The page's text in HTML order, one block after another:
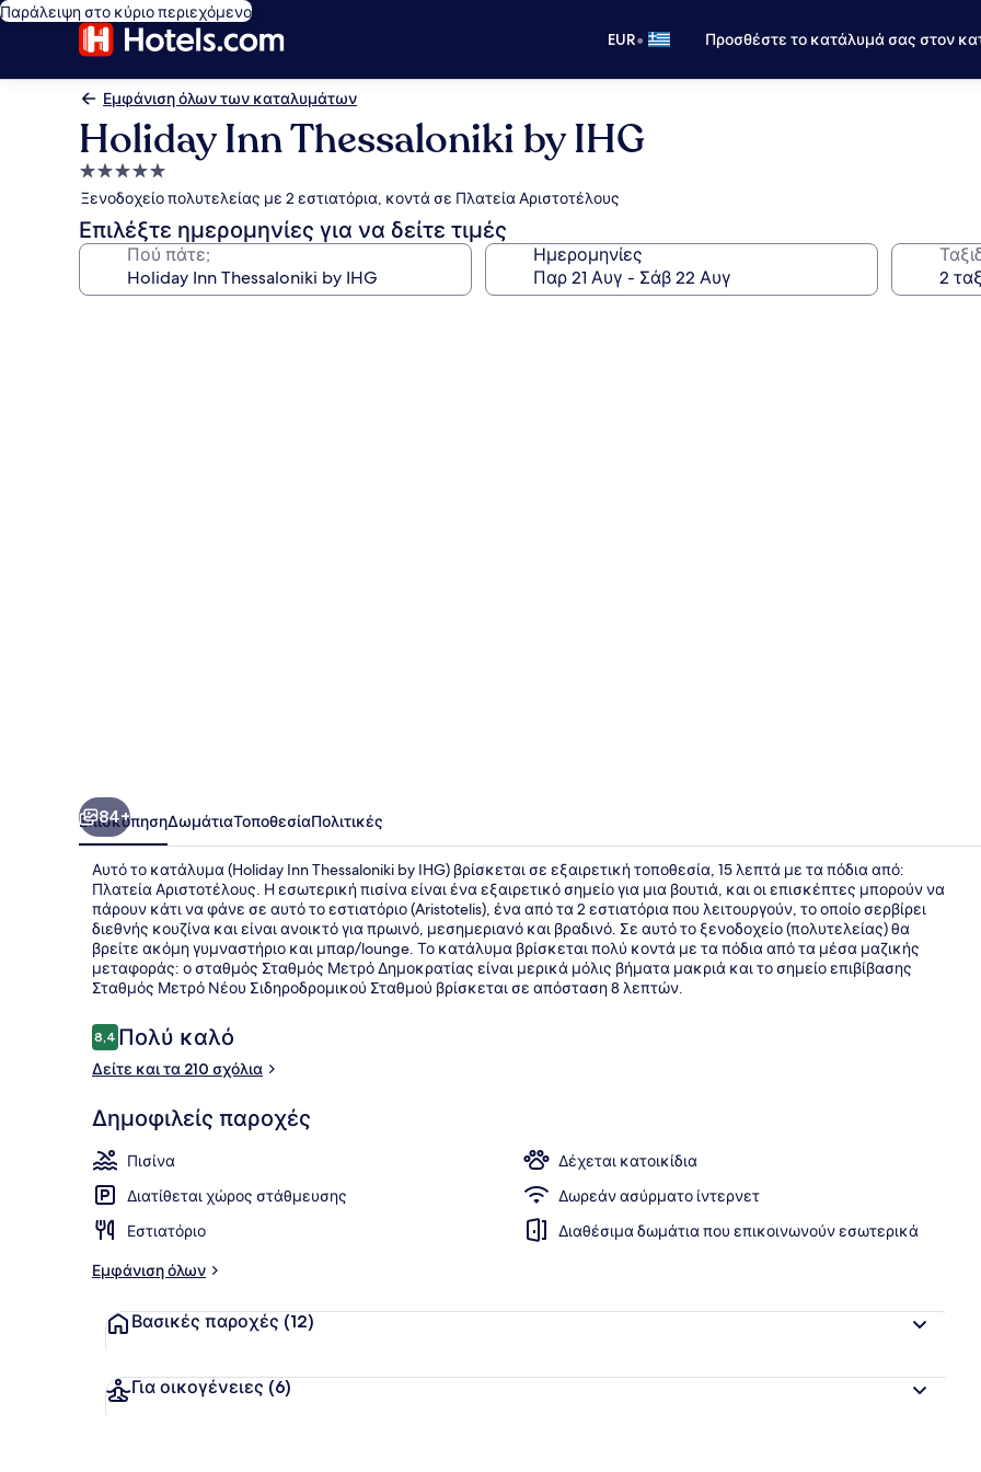
Παράλειψη στο κύριο περιεχόμενο
EUR• Προσθέστε το κατάλυμά σας στον
Εμφάνιση όλων των καταλυμάτων
Holiday Inn Thessaloniki by IHG
Κατάλυμα
με
5.0
αστέρια
Ξενοδοχείο πολυτελείας με 2 εστιατόρια, κοντά σε Πλατεία Αριστοτέλους
Επιλέξτε ημερομηνίες για να δείτε τιμές
Πού πάτε; Ημερομηνίες
Μπαρ (στο
84+
ΕπισκόπησηΔωμάτιαΤοποθεσίαΠολιτικές
Αυτό το κατάλυμα (Holiday Inn Thessaloniki by IHG) βρίσκεται σε εξαιρετική τοποθεσία, 15 λεπτά με τα πόδια από:
Πλατεία Αριστοτέλους. Η εσωτερική πισίνα είναι ένα εξαιρετικό σημείο για μια βουτιά, και οι επισκέπτες μπορούν να
πάρουν κάτι να φάνε σε αυτό το εστιατόριο (Aristotelis), ένα από τα 2 εστιατόρια που λειτουργούν, το οποίο σερβίρει
διεθνής κουζίνα και είναι ανοικτό για πρωινό, μεσημεριανό και βραδινό. Σε αυτό το ξενοδοχείο (πολυτελείας) θα
βρείτε ακόμη γυμναστήριο και μπαρ/lounge. Το κατάλυμα βρίσκεται πολύ κοντά με τα πόδια από τα μέσα μαζικής
μεταφοράς: ο σταθμός Σταθμός Μετρό Δημοκρατίας είναι μερικά μόλις βήματα μακριά και το σημείο επιβίβασης
Σταθμός Μετρό Νέου Σιδηροδρομικού Σταθμού βρίσκεται σε απόσταση 8 λεπτών.
Σχόλια
8,48,4 στα 10
Πολύ καλό
Δείτε και τα 210 σχόλια
Δημοφιλείς παροχές
Πισίνα
Δέχεται κατοικίδια
Διατίθεται χώρος στάθμευσης
Δωρεάν ασύρματο ίντερνετ
Εστιατόριο
Διαθέσιμα δωμάτια που επικοινωνούν εσωτερικά
Εμφάνιση όλων
Βασικές παροχές (12)
Για οικογένειες (6)